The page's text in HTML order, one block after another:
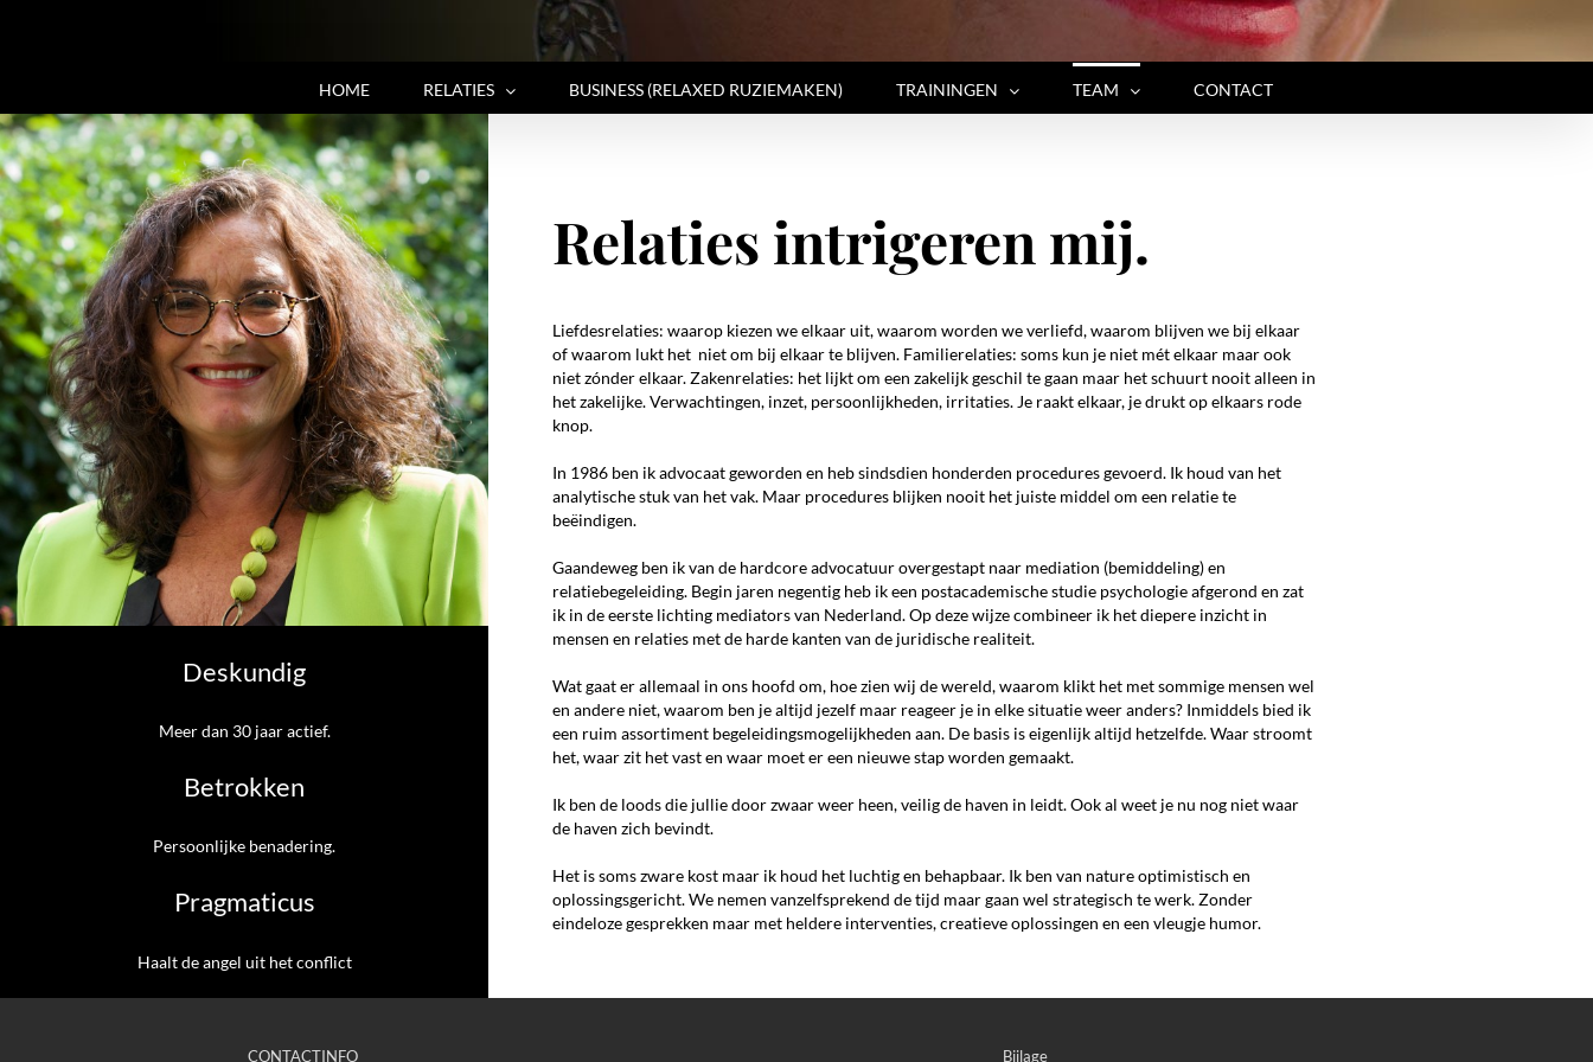
HOME RELATIES BUSINESS (RELAXED RUZIEMAKEN) TRAININGEN TEAM CONTACT
Deskundig
Meer dan 30 jaar actief.
Betrokken
Persoonlijke benadering.
Pragmaticus
Haalt de angel uit het conflict
Relaties intrigeren mij.
Liefdesrelaties: waarop kiezen we elkaar uit, waarom worden we verliefd, waarom blijven we bij elkaar
of waarom lukt het niet om bij elkaar te blijven. Familierelaties: soms kun je niet mét elkaar maar ook
niet zónder elkaar. Zakenrelaties: het lijkt om een zakelijk geschil te gaan maar het schuurt nooit alleen in
het zakelijke. Verwachtingen, inzet, persoonlijkheden, irritaties. Je raakt elkaar, je drukt op elkaars rode
knop.
In 1986 ben ik advocaat geworden en heb sindsdien honderden procedures gevoerd. Ik houd van het
analytische stuk van het vak. Maar procedures blijken nooit het juiste middel om een relatie te
beëindigen.
Gaandeweg ben ik van de hardcore advocatuur overgestapt naar mediation (bemiddeling) en
relatiebegeleiding. Begin jaren negentig heb ik een postacademische studie psychologie afgerond en zat
ik in de eerste lichting mediators van Nederland. Op deze wijze combineer ik het diepere inzicht in
mensen en relaties met de harde kanten van de juridische realiteit.
Wat gaat er allemaal in ons hoofd om, hoe zien wij de wereld, waarom klikt het met sommige mensen wel
en andere niet, waarom ben je altijd jezelf maar reageer je in elke situatie weer anders? Inmiddels bied ik
een ruim assortiment begeleidingsmogelijkheden aan. De basis is eigenlijk altijd hetzelfde. Waar stroomt
het, waar zit het vast en waar moet er een nieuwe stap worden gemaakt.
Ik ben de loods die jullie door zwaar weer heen, veilig de haven in leidt. Ook al weet je nu nog niet waar
de haven zich bevindt.
Het is soms zware kost maar ik houd het luchtig en behapbaar. Ik ben van nature optimistisch en
oplossingsgericht. We nemen vanzelfsprekend de tijd maar gaan wel strategisch te werk. Zonder
eindeloze gesprekken maar met heldere interventies, creatieve oplossingen en een vleugje humor.
CONTACTINFO Bijlage